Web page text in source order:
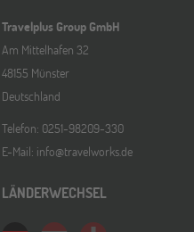
Travelplus Group GmbH
Am Mittelhafen 32
48155 Münster
Deutschland
Telefon: 0251-98209-330
E-Mail: info@travelworks.de
LÄNDERWECHSEL